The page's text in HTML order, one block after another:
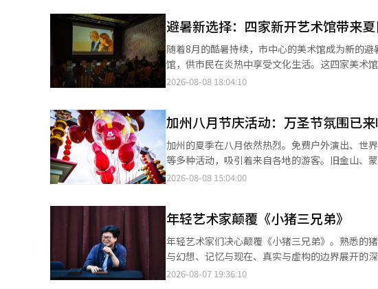
希望粉丝们能耐心等待。” 演出持续了约120分钟，结束后通过高触活动与每位粉丝亲切互动，传递了对粉丝的爱。
另外，再윤所在的SF9今年迎来了出道10周年，
（TENACITY）》，并于10月10日至11日在首尔
种内容。※ 本报道经人工智能（AI）系统翻译与
的伟大推动力。” 他接着表示：“我们风格的管
在新时代音乐艺术发展的繁荣中引领潮流，那时
天也向乐团发去祝贺信，强调乐团应服务于党和
思想艺术性、时代性和人民性。”并强调：“国立
创作和创造工作必须完全按照党的意图进行，思
为钢琴而作的管弦乐序曲《向朝鲜劳动党致敬》
译与编辑。
避暑新选择：四家新开艺术馆带来
随着8月的酷暑持续，市中心的美术馆成为新的
馆，供市民在炎热中享受文化生活。这四家美术
昌烈画家的家和美术馆汉美三清，它们各具特色，吸引了疲惫的市民前
线的方式。 目前，来自英国的世界著名摄影师马丁·帕的大规模回顾展《马丁·帕：我们是马丁·帕》将持续至10
月18日。在三楼的《摄影书90选》区域，观众
馆提供摄影历史和国内外学术数据库，开放时间为周
术馆于今年3月在金川区独山洞的金那来中央公
术馆与公园之间没有围墙，提升了可达性。外墙
室作为数字艺术创作空间使用。目前因展览准备
举行。 位于钟路区平昌洞的钟路区立金昌烈画家的家是已故“水滴画家”金昌烈自1988年起居住和创作的地方。该
馆于今年5月重新装修并开放，成为公共文化空
改造，增添了“回归”的空间概念。 地上两层作为休息空间和策划展览室使用。开馆纪念展《金昌烈，水滴的痕迹》
将持续至23日。地下两层是画家的工作室，保留
2026-08-08 18:04:10
加州八月节庆活动：万圣节氛围已来
加州的夏季在八月依然热烈。免费户外演出、世
等多种活动，吸引着来自各地的游客。旧金山、
动，让这个晚夏更加特别。 加州旅游局介绍，八月期间全州将举行多种文化、艺术和美食活动。从沿海城市的户外演
种艺术作品，还可以参加与艺术家的见面会、体
进入活动现场。 汽车爱好者不容错过的是从7日至16日举行的“蒙特雷汽车周”。活动包括历史赛车游行、品牌展览
和拍卖，以及各种汽车竞赛，最后将以全球知
观。 在旧金山渔人码头，8日和22日将举行免费户外音乐会“码头派对”。游客可以在欣赏当地音乐家的表演的同时
享用美食和饮品，活动将持续到9月。 以韩国文化为主题的节庆也将举行。从14日至16日，尔湾将举办“炸鸡啤酒
2026-08-08 15:04:00
年轻艺术家颠覆《小猪三兄弟》
年轻艺术家们决心颠覆《小猪三兄弟》。熟悉的
与幻想、记忆与现在、真实与虚构的边界展开的深刻问题。 音乐剧《如此风起，我吃掉了两个兄弟
17日在首尔世宗文化会馆上演。李哈娜担任导演
2026-08-07 19:36:10